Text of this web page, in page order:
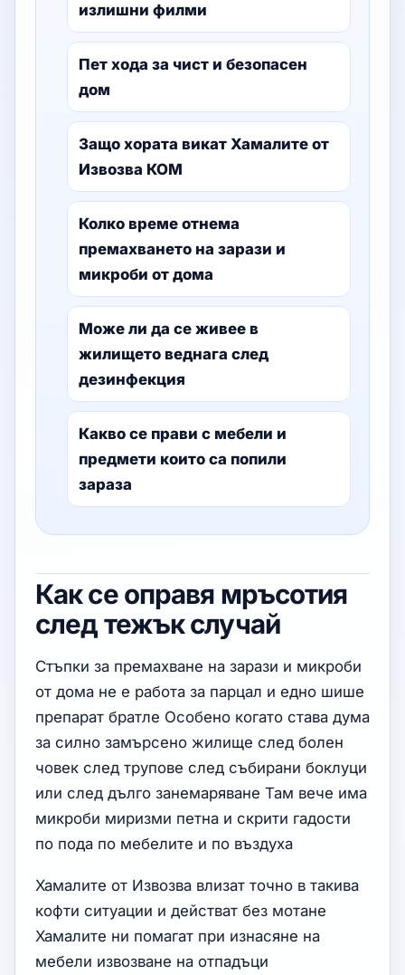
излишни филми
Пет хода за чист и безопасен
дом
Защо хората викат Хамалите от
Извозва КОМ
Колко време отнема
премахването на зарази и
микроби от дома
Може ли да се живее в
жилището веднага след
дезинфекция
Какво се прави с мебели и
предмети които са попили
зараза
Как се оправя мръсотия
след тежък случай
Стъпки за премахване на зарази и микроби
от дома не е работа за парцал и едно шише
препарат братле Особено когато става дума
за силно замърсено жилище след болен
човек след трупове след събирани боклуци
или след дълго занемаряване Там вече има
микроби миризми петна и скрити гадости
по пода по мебелите и по въздуха
Хамалите от Извозва влизат точно в такива
кофти ситуации и действат без мотане
Хамалите ни помагат при изнасяне на
мебели извозване на отпадъци